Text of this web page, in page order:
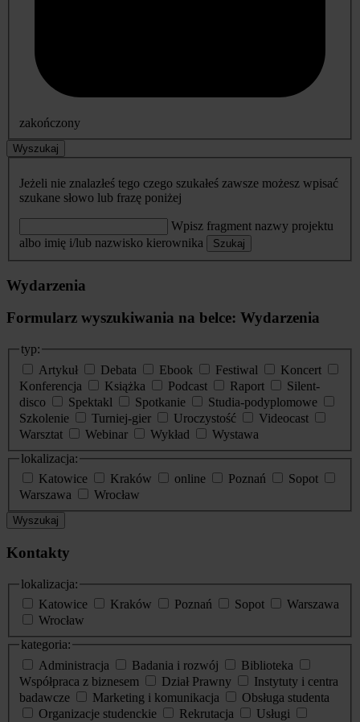
zakończony
Wyszukaj
Jeżeli nie znalazłeś tego czego szukałeś zawsze możesz wpisać
szukane słowo lub frazę poniżej
Wpisz fragment nazwy projektu
albo imię i/lub nazwisko kierownika
Szukaj
Wydarzenia
Formularz wyszukiwania na belce: Wydarzenia
typ:
Artykuł
Debata Ebook Festiwal
Koncert
Konferencja
Książka Podcast Raport
Silent-
disco
Spektakl Spotkanie
Studia-podyplomowe
Szkolenie
Turniej-gier Uroczystość
Videocast
Warsztat
Webinar Wykład
Wystawa
lokalizacja:
Katowice
Kraków online Poznań
Sopot
Warszawa
Wrocław
Wyszukaj
Kontakty
lokalizacja:
Katowice
Kraków Poznań Sopot
Warszawa
Wrocław
kategoria:
Administracja
Badania i rozwój
Biblioteka
Współpraca z biznesem
Dział Prawny
Instytuty i centra
badawcze
Marketing i komunikacja
Obsługa studenta
Organizacje studenckie
Rekrutacja
Usługi